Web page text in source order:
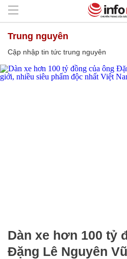
trung nguyên
Cập nhập tin tức trung nguyên
Dàn xe hơn 100 tỷ
Đặng Lê Nguyên